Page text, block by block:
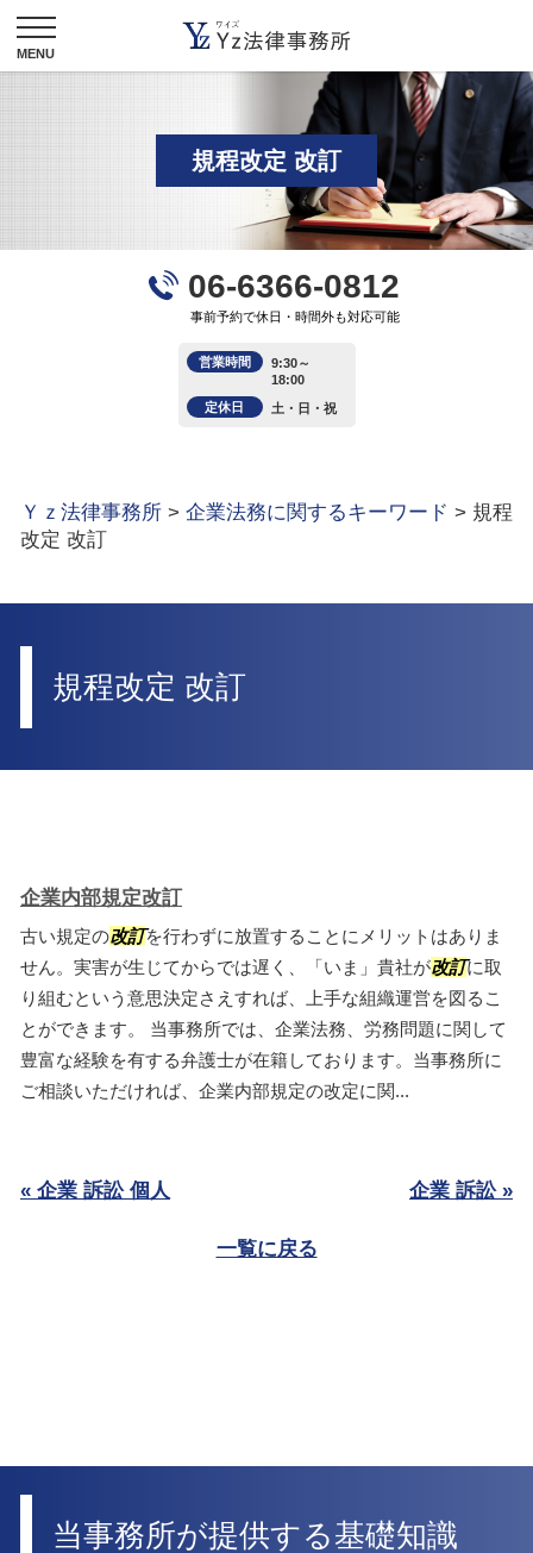
規程改定 改訂
06-6366-0812
事前予約で休日・時間外も対応可能
営業時間
9:30～
18:00
定休日
土・日・祝
Ｙｚ法律事務所 > 企業法務に関するキーワード > 規程
改定 改訂
規程改定 改訂
企業内部規定改訂
古い規定の改訂を行わずに放置することにメリットはありま
せん。実害が生じてからでは遅く、「いま」貴社が改訂に取
り組むという意思決定さえすれば、上手な組織運営を図るこ
とができます。 当事務所では、企業法務、労務問題に関して
豊富な経験を有する弁護士が在籍しております。当事務所に
ご相談いただければ、企業内部規定の改定に関...
« 企業 訴訟 個人 企業 訴訟 »
一覧に戻る
当事務所が提供する基礎知識